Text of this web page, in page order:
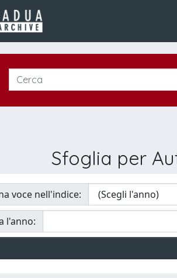
Sfoglia per
voce nell'indice:
l'anno: